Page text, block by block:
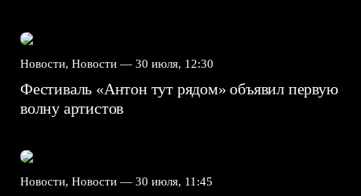
Новости, Новости — 30 июля, 12:30
Фестиваль «Антон тут рядом» объявил первую
волну артистов
Новости, Новости — 30 июля, 11:45